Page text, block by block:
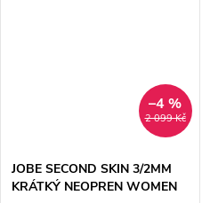
2 099 Kč
–4 %
JOBE SECOND SKIN 3/2MM
KRÁTKÝ NEOPREN WOMEN